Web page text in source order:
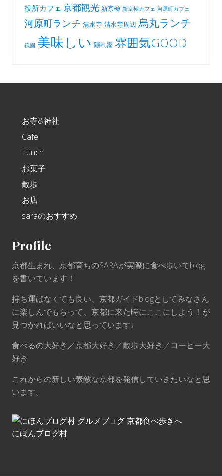
役所カフェ 京都観光 新京極 新京極カフェ 河原町カフェ
河原町ランチ 清水寺 清水寺周辺 烏丸ランチ
祇園 美味しい 隠れ家 雰囲気GOOD
お寺&神社
Cafe
Lunch
お菓子
散歩
お店
saraのおすすめ
Profile
京都生まれ、京都育ちのSARAが実際に食べ歩いてblog
を書いています！
持ち運ばなくても良い、京都ガイドblogとしてみなさん
に楽しんでもらって、京都に来た時にここにしよう！が
見つかればいいなと思っています♩
食べるの大好き／京都大好き／散歩大好き／コーヒー大
好き
これからの新しい素敵な京都を発信していきたいなと思
います。
にほんブログ村